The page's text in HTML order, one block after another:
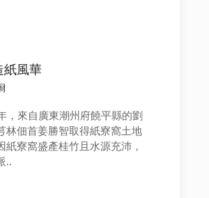
紙風華
，來自廣東潮州府饒平縣的劉
林佃首姜勝智取得紙寮窩土地
紙寮窩盛產桂竹且水源充沛，
..